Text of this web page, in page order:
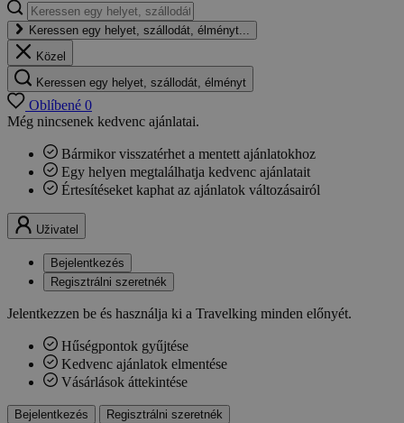
Keressen egy helyet, szállodát, élményt...
Közel
Keressen egy helyet, szállodát, élményt
Oblíbené 0
Még nincsenek kedvenc ajánlatai.
Bármikor visszatérhet a mentett ajánlatokhoz
Egy helyen megtalálhatja kedvenc ajánlatait
Értesítéseket kaphat az ajánlatok változásairól
Uživatel
Bejelentkezés
Regisztrálni szeretnék
Jelentkezzen be és használja ki a Travelking minden előnyét.
Hűségpontok gyűjtése
Kedvenc ajánlatok elmentése
Vásárlások áttekintése
Bejelentkezés Regisztrálni szeretnék